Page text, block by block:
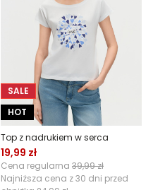
SALE
HOT
Top z nadrukiem w serca
19,99 zł
Cena regularna 39,99 zł
Najniższa cena z 30 dni przed